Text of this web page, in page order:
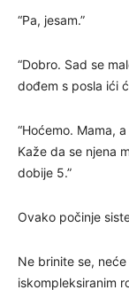
“Pa, jesam.”
“Dobro. Sad se
dođem s posla ići
“Hoćemo. Mama,
Kaže da se njena
dobije 5.”
Ovako počinje
Ne brinite se,
iskompleksiranim